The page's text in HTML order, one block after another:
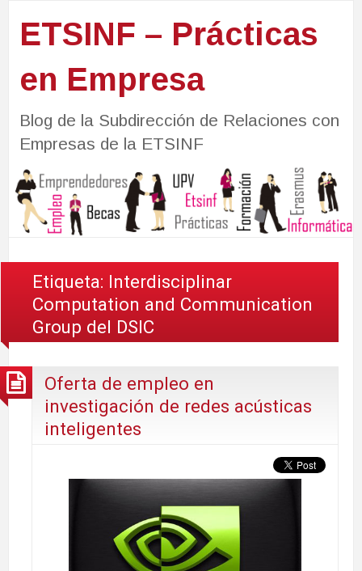
ETSINF – Prácticas
en Empresa
Blog de la Subdirección de Relaciones con
Empresas de la ETSINF
Etiqueta: Interdisciplinar
Computation and Communication
Group del DSIC
Oferta de empleo en
investigación de redes acústicas
inteligentes